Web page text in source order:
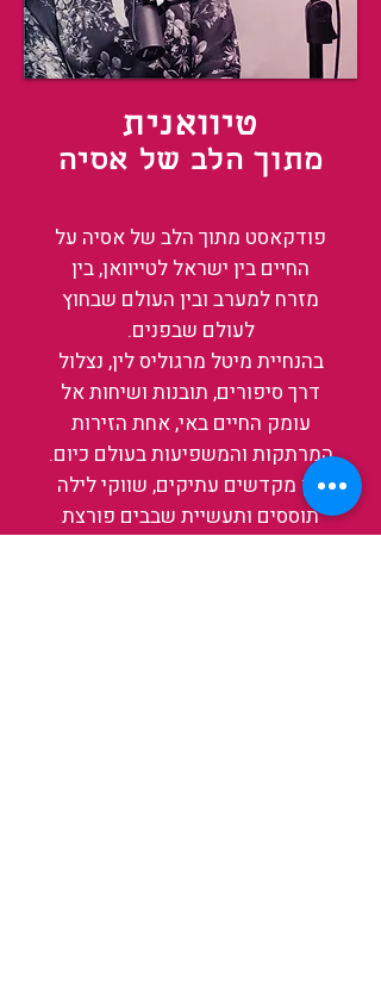
טיוואנית
מתוך הלב של אסיה
פודקאסט מתוך הלב של אסיה על
החיים בין ישראל לטייוואן, בין
מזרח למערב ובין העולם שבחוץ
לעולם שבפנים.
בהנחיית מיטל מרגוליס לין, נצלול
דרך סיפורים, תובנות ושיחות אל
עומק החיים באי, אחת הזירות
המרתקות והמשפיעות בעולם כיום.
בין מקדשים עתיקים, שווקי לילה
תוססים ותעשיית שבבים פורצת